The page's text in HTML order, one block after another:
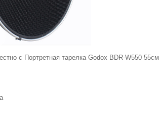
с Портретная тарелка Godox BDR-W550 55см